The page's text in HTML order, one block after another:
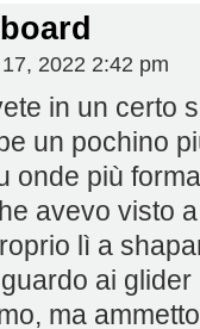
2022 2:42 pm
in un certo
un pochino
onde più
avevo visto
lì a
ai
ma